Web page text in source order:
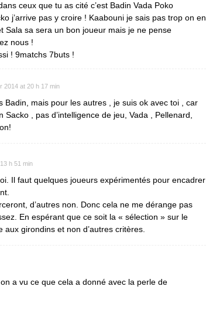
ceux que tu as cité c’est Badin Vada Poko
j’arrive pas y croire ! Kaabouni je sais pas trop on en
Sala sa sera un bon joueur mais je ne pense
nous !
! 9matchs 7buts !
2014 at 20 h 17 min
Badin, mais pour les autres , je suis ok avec toi , car
Sacko , pas d’intelligence de jeu, Vada , Pellenard,
h 51 min
Il faut quelques joueurs expérimentés pour encadrer
d’autres non. Donc cela ne me dérange pas
En espérant que ce soit la « sélection » sur le
girondins et non d’autres critères.
a vu ce que cela a donné avec la perle de